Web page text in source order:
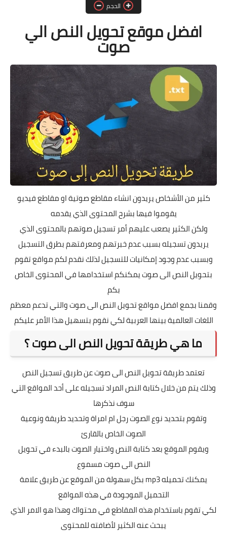
الحجم
افضل موقع تحويل النص الي
صوت
كثير من الأشخاص يريدون انشاء مقاطع صوتية او مقاطع فيديو
يقوموا فيها بشرح المحتوى الذي يقدمه
ولكن الكثير يصعب عليهم أمر تسجيل صوتهم بالمحتوى الذي
يريدون تسجيله بسبب عدم خبرتهم ومعرفتهم بطرق التسجيل
وبسبب عدم وجود إمكانيات للتسجيل لذلك نقدم لكم مواقع تقوم
بتحويل النص الى صوت يمكنكم استخدامها في المحتوى الخاص
بكم
وقمنا بجمع افضل مواقع تحويل النص الى صوت والتي تدعم معظم
اللغات العالمية بينها العربية لكي نقوم بتسهيل هذا الأمر عليكم
ما هي طريقة تحويل النص الى صوت ؟
تعتمد طريقة تحويل النص الى صوت عن طريق تسجيل النص
وذلك يتم من خلال كتابة النص المراد تسجيله على أحد المواقع التي
سوف نذكرها
وتقوم بتحديد نوع الصوت رجل ام امراة وتحديد طريقة ونوعية
الصوت الخاص بالقارئ
ويقوم الموقع بعد كتابة النص واختيار الصوت بالبدء في تحويل
النص الى صوت مسموع
يمكنك تحميله mp3 بكل سهولة من الموقع عن طريق علامة
التحميل الموجودة في هذه المواقع
لكي تقوم باستخدام هذه المقاطع في محتواك وهذا هو الامر الذي
يبحث عنه الكثير لأضافته للمحتوى